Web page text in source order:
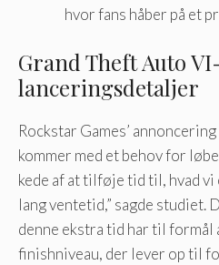
hvor fans håber på et
Grand Theft Auto
lanceringsdetaljer
Rockstar Games’
kommer med et behov for
kede af at tilføje tid til, hvad
lang ventetid,” sagde studiet.
denne ekstra tid har til formål
finishniveau, der lever op til